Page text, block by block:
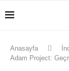
Anasayfa
Adam Project: